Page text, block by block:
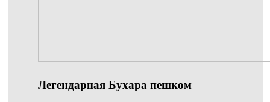
Легендарная Бухара пешком